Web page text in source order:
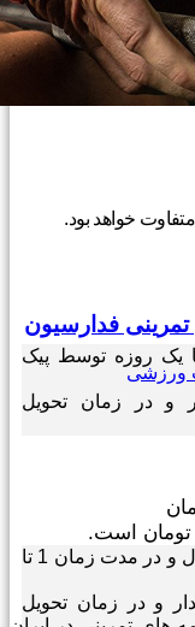
خواهد بود.
یک روزه توسط پیک
و در زمان تحویل
تمام محصولات توسط تیباکس ارسال و در مدت زمان 1 تا
و در زمان تحویل
فدارسیون
ورزشی
000 تومان